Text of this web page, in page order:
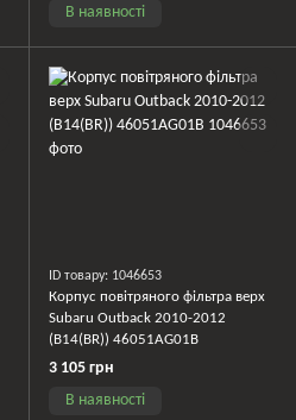
В наявності
ID товару: 1046653
Корпус повітряного фільтра верх
Subaru Outback 2010-2012
(B14(BR)) 46051AG01B
3 105 грн
В наявності